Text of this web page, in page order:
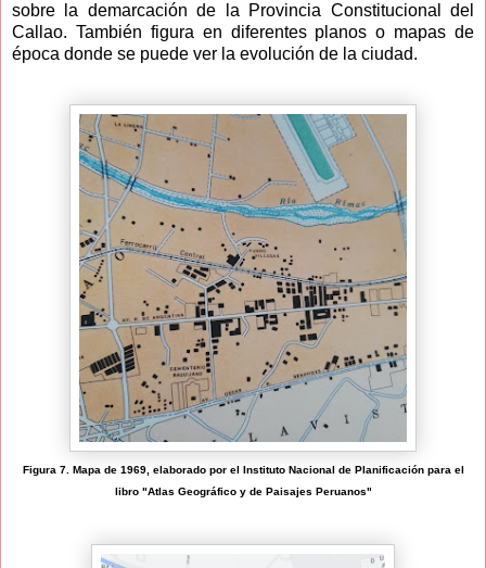
sobre la demarcación de la Provincia Constitucional del
Callao. También figura en diferentes planos o mapas de
época donde se puede ver la evolución de la ciudad.
Figura 7. Mapa de 1969, elaborado por el Instituto Nacional de Planificación para el
libro "Atlas Geográfico y de Paisajes Peruanos"